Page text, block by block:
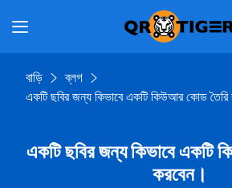
বাড়ি
ব্লগ
একটি ছবির জন্য কিভাবে একটি কিউআর কোড তৈরি
একটি ছবির জন্য কিভাবে একটি
করবেন।